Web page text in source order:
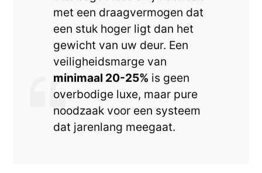
met een draagvermogen dat
een stuk hoger ligt dan het
gewicht van uw deur. Een
veiligheidsmarge van
minimaal 20-25% is geen
overbodige luxe, maar pure
noodzaak voor een systeem
dat jarenlang meegaat.